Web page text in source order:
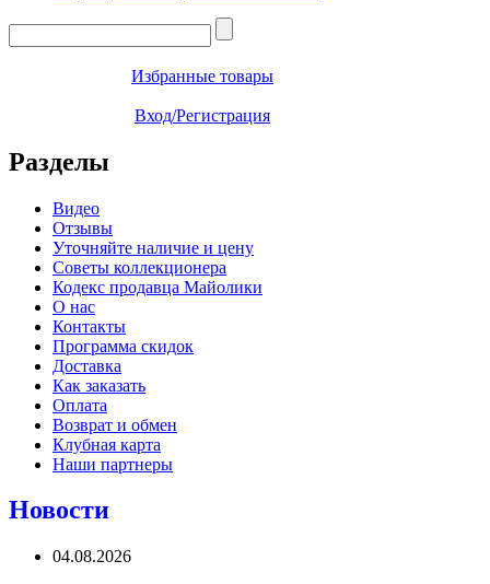
Избранные товары
Вход/Регистрация
Разделы
Видео
Отзывы
Уточняйте наличие и цену
Советы коллекционера
Кодекс продавца Майолики
О нас
Контакты
Программа скидок
Доставка
Как заказать
Оплата
Возврат и обмен
Клубная карта
Наши партнеры
Новости
04.08.2026